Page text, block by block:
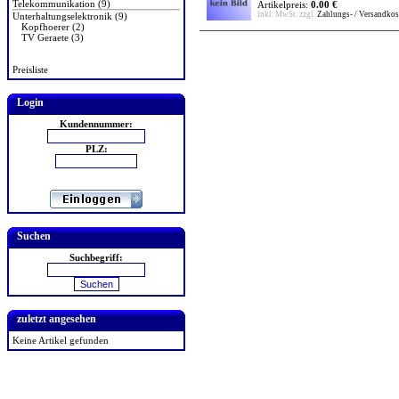
Telekommunikation (9)
Unterhaltungselektronik (9)
Kopfhoerer (2)
TV Geraete (3)
Preisliste
Login
Kundennummer:
PLZ:
Suchen
Suchbegriff:
zuletzt angesehen
Keine Artikel gefunden
Artikelpreis: 0.00 €
inkl. MwSt. zzgl. Zahlungs- /